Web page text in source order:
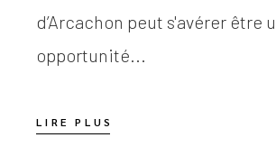
d’Arcachon peut s'avérer être
opportunité...
LIRE PLUS